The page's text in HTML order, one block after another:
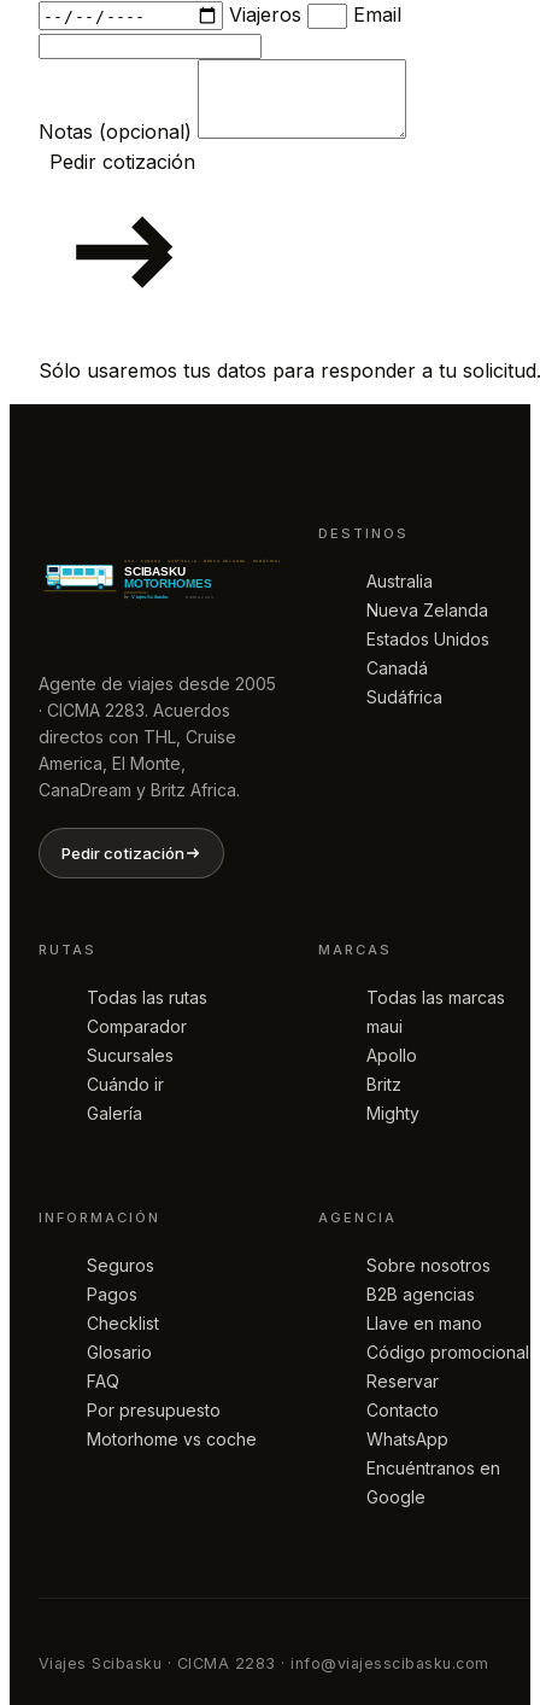
Viajeros
Email
Notas (opcional)
Pedir cotización
Sólo usaremos tus datos para responder a tu solicitud.
Agente de viajes desde 2005
· CICMA 2283. Acuerdos
directos con THL, Cruise
America, El Monte,
CanaDream y Britz Africa.
Pedir cotización
DESTINOS
Australia
Nueva Zelanda
Estados Unidos
Canadá
Sudáfrica
RUTAS
Todas las rutas
Comparador
Sucursales
Cuándo ir
Galería
MARCAS
Todas las marcas
maui
Apollo
Britz
Mighty
INFORMACIÓN
Seguros
Pagos
Checklist
Glosario
FAQ
Por presupuesto
Motorhome vs coche
AGENCIA
Sobre nosotros
B2B agencias
Llave en mano
Código promocional
Reservar
Contacto
WhatsApp
Encuéntranos en
Google
Viajes Scibasku · CICMA 2283 · info@viajesscibasku.com